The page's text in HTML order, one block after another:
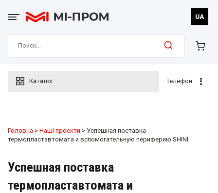
content
UA
Каталог Телефон
Головна > Наші проекти > Успешная поставка
термопластавтомата и вспомогательную периферию SHINI
Успешная поставка
термопластавтомата и